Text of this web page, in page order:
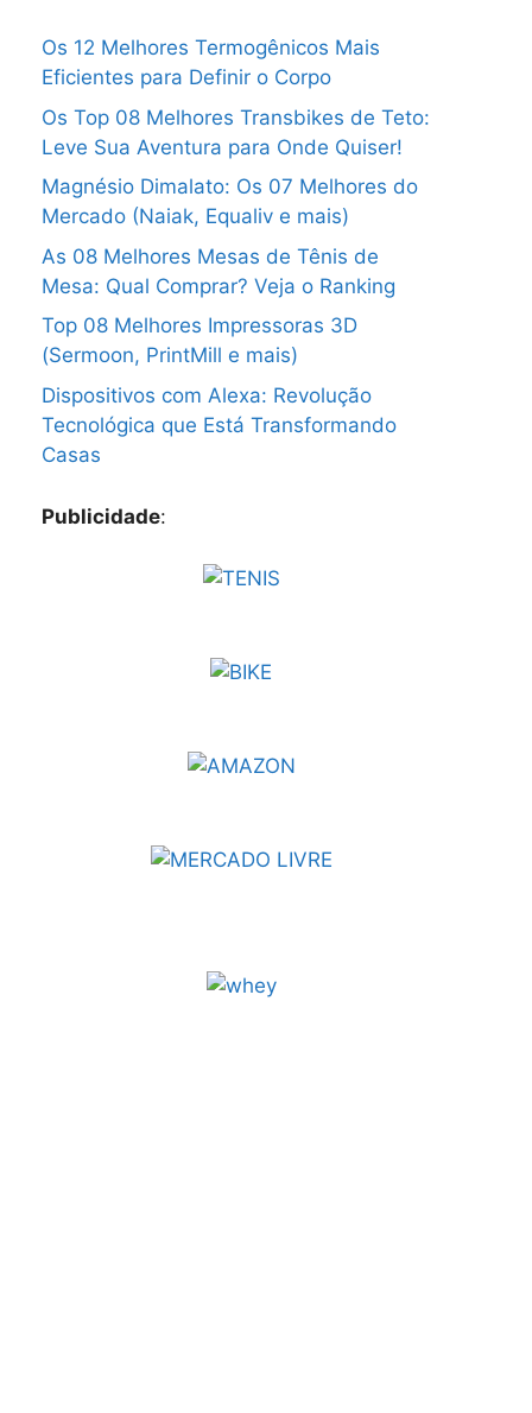
Os 12 Melhores Termogênicos Mais
Eficientes para Definir o Corpo
Os Top 08 Melhores Transbikes de Teto:
Leve Sua Aventura para Onde Quiser!
Magnésio Dimalato: Os 07 Melhores do
Mercado (Naiak, Equaliv e mais)
As 08 Melhores Mesas de Tênis de
Mesa: Qual Comprar? Veja o Ranking
Top 08 Melhores Impressoras 3D
(Sermoon, PrintMill e mais)
Dispositivos com Alexa: Revolução
Tecnológica que Está Transformando
Casas
Publicidade: